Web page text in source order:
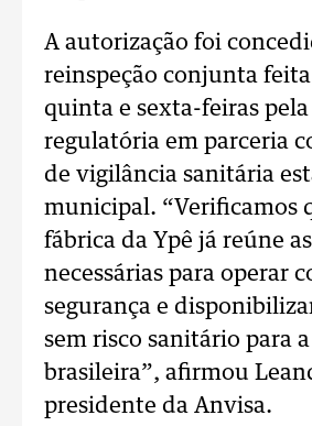
A autorização foi
reinspeção conjunta
quinta e sexta-feiras pela
regulatória em parceria
de vigilância sanitária
municipal. “Verificamos
fábrica da Ypê já reúne
necessárias para operar
segurança e
sem risco sanitário para
brasileira”, afirmou
presidente da Anvisa.